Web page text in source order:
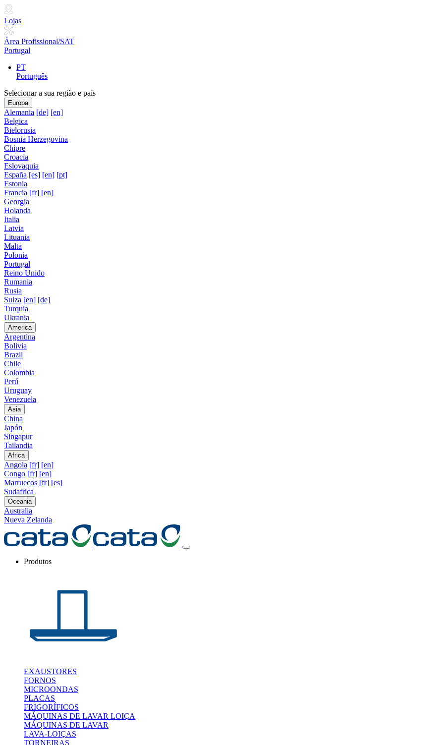
Lojas
Área Profissional/SAT
Portugal
PT
Português
Selecionar a sua região e país
Europa
Alemania [de] [en]
Belgica
Bielorusia
Bosnia Herzegovina
Chipre
Croacia
Eslovaquia
España [es] [en] [pt]
Estonia
Francia [fr] [en]
Georgia
Holanda
Italia
Latvia
Lituania
Malta
Polonia
Portugal
Reino Unido
Rumania
Rusia
Suiza [en] [de]
Turquia
Ukrania
America
Argentina
Bolivia
Brazil
Chile
Colombia
Perú
Uruguay
Venezuela
Asia
China
Japón
Singapur
Tailandia
Africa
Angola [fr] [en]
Congo [fr] [en]
Marruecos [fr] [es]
Sudafrica
Oceania
Australia
Nueva Zelanda
Produtos
EXAUSTORES
FORNOS
MICROONDAS
PLACAS
FRIGORÍFICOS
MÁQUINAS DE LAVAR LOIÇA
MÁQUINAS DE LAVAR
LAVA-LOIÇAS
TORNEIRAS